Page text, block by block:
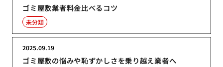
ゴミ屋敷業者料金比べるコツ
未分類
ゴミ屋敷の悩みや恥ずかしさを乗り越え業者へ
2025.09.19